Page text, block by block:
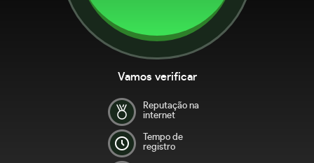
Vamos verificar
Reputação na
internet
Tempo de
registro